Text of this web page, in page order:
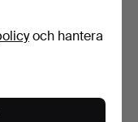
och hantera